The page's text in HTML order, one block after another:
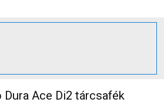
Dura Ace Di2 tárcsafék